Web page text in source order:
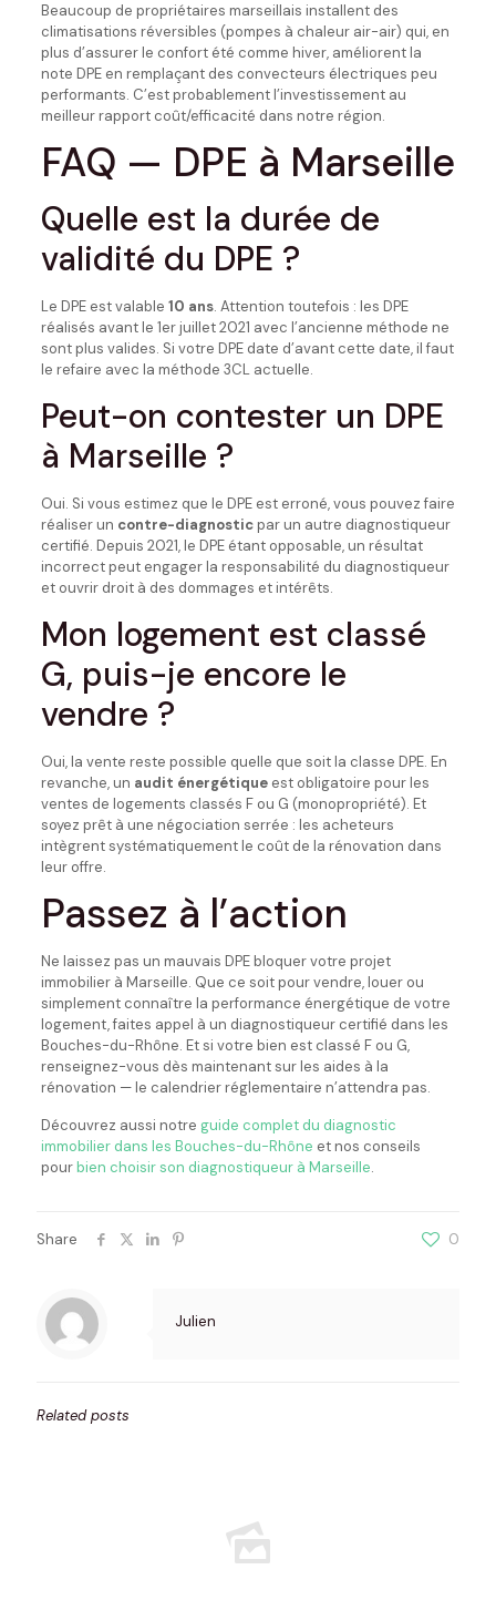
Beaucoup de propriétaires marseillais installent des
climatisations réversibles (pompes à chaleur air-air) qui, en
plus d’assurer le confort été comme hiver, améliorent la
note DPE en remplaçant des convecteurs électriques peu
performants. C’est probablement l’investissement au
meilleur rapport coût/efficacité dans notre région.
FAQ — DPE à Marseille
Quelle est la durée de
validité du DPE ?
Le DPE est valable 10 ans. Attention toutefois : les DPE
réalisés avant le 1er juillet 2021 avec l’ancienne méthode ne
sont plus valides. Si votre DPE date d’avant cette date, il faut
le refaire avec la méthode 3CL actuelle.
Peut-on contester un DPE
à Marseille ?
Oui. Si vous estimez que le DPE est erroné, vous pouvez faire
réaliser un contre-diagnosticpar un autre diagnostiqueur
certifié. Depuis 2021, le DPE étant opposable, un résultat
incorrect peut engager la responsabilité du diagnostiqueur
et ouvrir droit à des dommages et intérêts.
Mon logement est classé
G, puis-je encore le
vendre ?
Oui, la vente reste possible quelle que soit la classe DPE. En
revanche, un audit énergétiqueest obligatoire pour les
ventes de logements classés F ou G (monopropriété). Et
soyez prêt à une négociation serrée : les acheteurs
intègrent systématiquement le coût de la rénovation dans
leur offre.
Passez à l’action
Ne laissez pas un mauvais DPE bloquer votre projet
immobilier à Marseille. Que ce soit pour vendre, louer ou
simplement connaître la performance énergétique de votre
logement, faites appel à un diagnostiqueur certifié dans les
Bouches-du-Rhône. Et si votre bien est classé F ou G,
renseignez-vous dès maintenant sur les aides à la
rénovation — le calendrier réglementaire n’attendra pas.
Découvrez aussi notre guide complet du diagnostic
immobilier dans les Bouches-du-Rhône et nos conseils
pourbien choisir son diagnostiqueur à Marseille.
Share 0
Julien
Related posts